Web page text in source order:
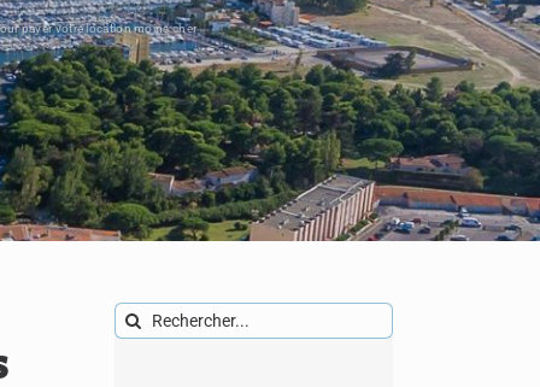
payer votre location moins cher
Rechercher: